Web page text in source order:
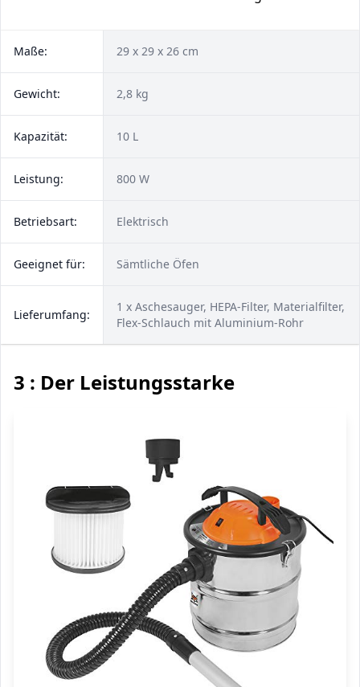
Maße: 29 x 29 x 26 cm
Gewicht: 2,8 kg
Kapazität: 10 L
Leistung: 800 W
Betriebsart: Elektrisch
Geeignet für: Sämtliche Öfen
Lieferumfang:
1 x Aschesauger, HEPA-Filter, Materialfilter,
Flex-Schlauch mit Aluminium-Rohr
3 : Der Leistungsstarke